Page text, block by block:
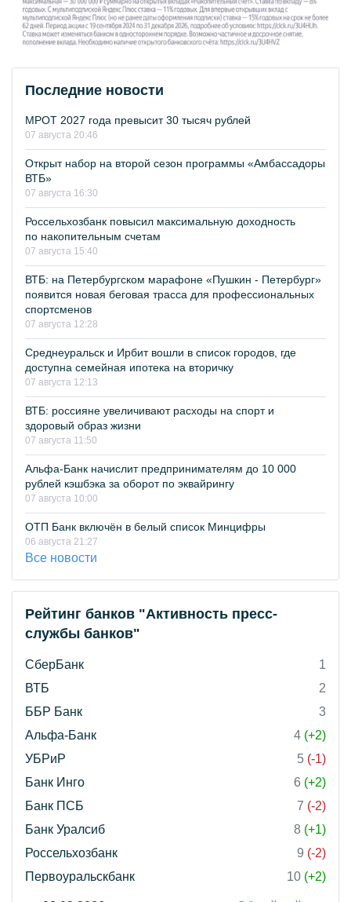
Последние новости
МРОТ 2027 года превысит 30 тысяч рублей
07 августа 20:46
Открыт набор на второй сезон программы «Амбассадоры
ВТБ»
07 августа 16:30
Россельхозбанк повысил максимальную доходность
по накопительным счетам
07 августа 15:40
ВТБ: на Петербургском марафоне «Пушкин - Петербург»
появится новая беговая трасса для профессиональных
спортсменов
07 августа 12:28
Среднеуральск и Ирбит вошли в список городов, где
доступна семейная ипотека на вторичку
07 августа 12:13
ВТБ: россияне увеличивают расходы на спорт и
здоровый образ жизни
07 августа 11:50
Альфа-Банк начислит предпринимателям до 10 000
рублей кэшбэка за оборот по эквайрингу
07 августа 10:00
ОТП Банк включён в белый список Минцифры
06 августа 21:27
Все новости
Рейтинг банков "Активность пресс-
службы банков"
СберБанк
1
ВТБ
2
ББР Банк
3
Альфа-Банк
4 (+2)
УБРиР
5 (-1)
Банк Инго
6 (+2)
Банк ПСБ
7 (-2)
Банк Уралсиб
8 (+1)
Россельхозбанк
9 (-2)
Первоуральскбанк
10 (+2)